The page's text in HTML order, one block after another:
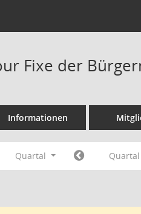
Fixe der
Informationen
Quartal